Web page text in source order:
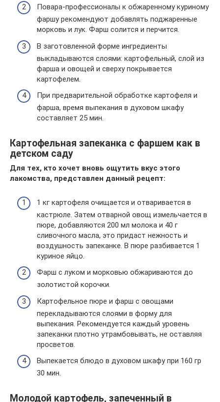
Повара-профессионалы к обжаренному куриному
фаршу рекомендуют добавлять поджаренные
морковь и лук. Фарш солится и перчится.
В заготовленной форме ингредиенты
выкладываются слоями: картофельный, слой из
фарша и овощей и сверху покрывается
картофелем.
При предварительной обработке картофеля и
фарша, время выпекания в духовом шкафу
составляет 25 мин.
Картофельная запеканка с фаршем как в
детском саду
Для тех, кто хочет вновь ощутить вкус этого
лакомства, представлен данный рецепт:
1 кг картофеля очищается и отваривается в
кастрюле. Затем отварной овощ измельчается в
пюре, добавляются 200 мл молока и 40 г
сливочного масла, это придаст нежность и
воздушность запеканке. В пюре разбивается 1
куриное яйцо.
Фарш с луком и морковью обжариваются до
золотистой корочки.
Картофельное пюре и фарш с овощами
перекладываются слоями в форму для
выпекания. Рекомендуется каждый уровень
запеканки плотно утрамбовывать, не оставляя
просветов.
Выпекается блюдо в духовом шкафу при 160 гр
30 мин.
Молодой картофель, запеченный в